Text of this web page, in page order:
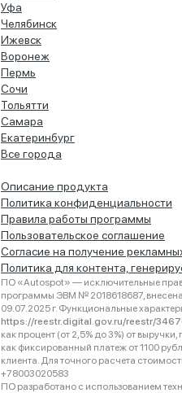
Уфа
Челябинск
Ижевск
Воронеж
Пермь
Сочи
Тольятти
Самара
Екатеринбург
Все города
Описание продукта
Политика конфиденциальности
Правила работы программы
Пользовательское соглашение
Согласие на получение
Политика для контента,
ПО «Autospot» — исключительные
программы ЭВМ № 2018618687,
09.07.2025 г. Функциональные
https://reestr.digital.gov.ru/reestr/
как процент (от 2,5% до 3%) от
как фиксированный платеж от 1100
клиента. Для точного расчета
+78003020583
ПО разработано с использованием